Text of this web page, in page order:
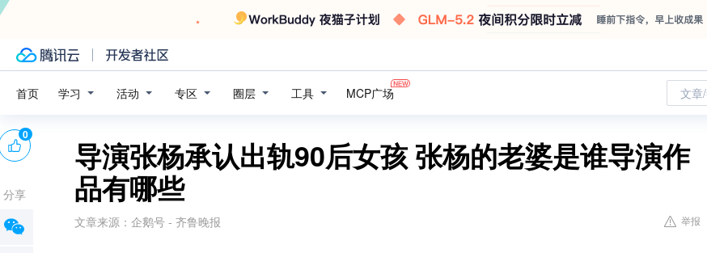
首页 学习 活动 专区 圈层 工具 MCP广场 文章
导演张杨承认出轨90后女孩 张杨的老婆是谁导演作
品有哪些
文章来源： 企鹅号 - 齐鲁晚报 举报
0
分享